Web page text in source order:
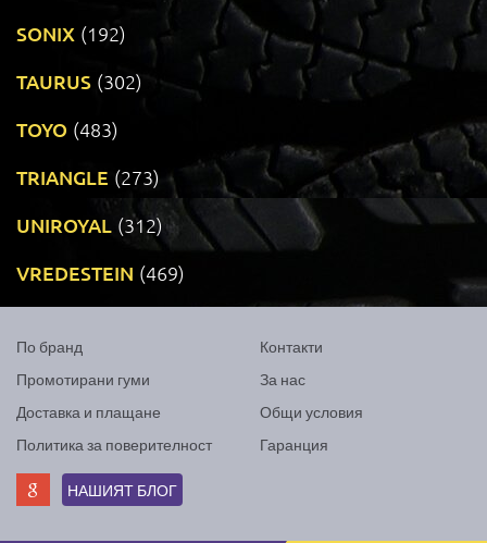
SONIX (192)
TAURUS (302)
TOYO (483)
TRIANGLE (273)
UNIROYAL (312)
VREDESTEIN (469)
По бранд
Промотирани гуми
Доставка и плащане
Политика за поверителност
Контакти
За нас
Общи условия
Гаранция
НАШИЯТ БЛОГ